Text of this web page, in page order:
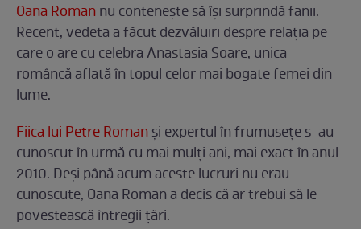
Oana Romannu contenește să își surprindă fanii.
Recent, vedeta a făcut dezvăluiri despre relația pe
care o are cu celebra Anastasia Soare, unica
româncă aflată în topul celor mai bogate femei din
lume.
Fiica lui Petre Romanși expertul în frumusețe s-au
cunoscut în urmă cu mai mulți ani, mai exact în anul
2010. Deși până acum aceste lucruri nu erau
cunoscute, Oana Roman a decis că ar trebui să le
povestească întregii țări.